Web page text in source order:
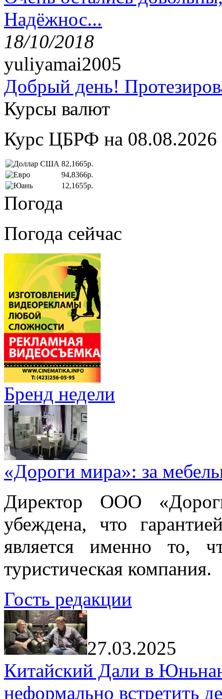
Надёжнос...
18/10/2018
yuliyamai2005
Добрый день!
Курсы валют
Курс ЦБРФ на 08.08.2026
82,1665р.
94,8366р.
12,1655р.
Погода
Погода сейчас
Бренд недели
«Дороги мира»: за
Директор ООО
убеждена, что
является именно то,
туристическая компания.
Гость редакции
27.03.2025
Китайский Дали в
неформально встретить